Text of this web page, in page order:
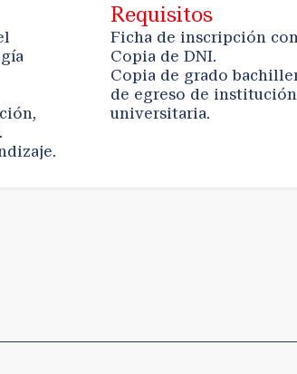
Requisitos
Ficha de inscripción
Copia de DNI.
Copia de grado
de egreso de
universitaria.